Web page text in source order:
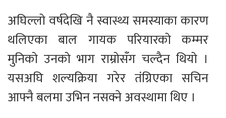
अघिल्लो वर्षदेखि नै स्वास्थ्य समस्याका कारण
थलिएका बाल गायक परियारको कम्मर
मुनिको उनको भाग राम्रोसँग चल्दैन थियो ।
यसअघि शल्यक्रिया गरेर तंग्रिएका सचिन
आफ्नै बलमा उभिन नसक्ने अवस्थामा थिए ।